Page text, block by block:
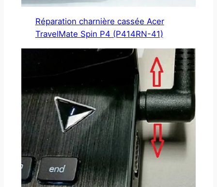
Réparation charnière cassée Acer
TravelMate Spin P4 (P414RN-41)